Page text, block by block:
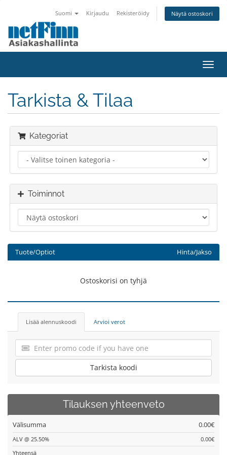
Suomi Kirjaudu Rekisteröidy Näytä ostoskori
Tarkista & Tilaa
Kategoriat
Toiminnot
Tuote/Optiot Hinta/Jakso
Ostoskorisi on tyhjä
Lisää alennuskoodi Arvioi verot
Tarkista koodi
Tilauksen yhteenveto
Välisumma 0.00€
ALV @ 25.50%
0.00€
Yhteensä